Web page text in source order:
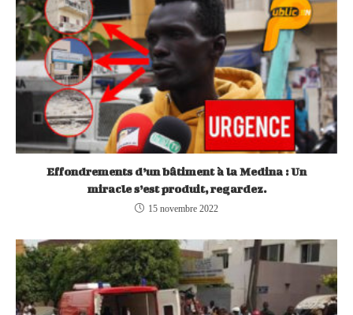
Effondrements d’un bâtiment à la Medina : Un
miracle s’est produit, regardez.
15 novembre 2022